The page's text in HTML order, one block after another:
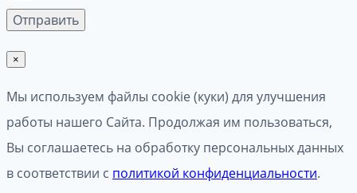
×
Мы используем файлы cookie (куки) для улучшения
работы нашего Сайта. Продолжая им пользоваться,
Вы соглашаетесь на обработку персональных данных
в соответствии с политикой конфиденциальности.